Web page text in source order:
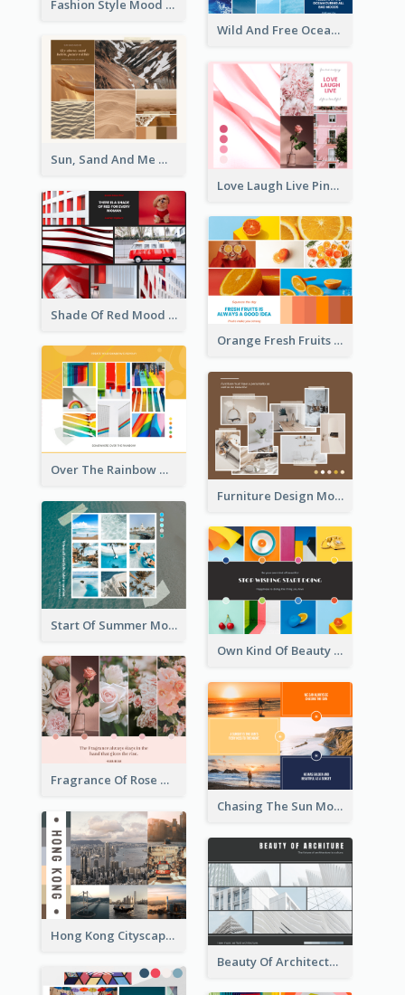
Fashion Style Mood Board
Wild And Free Ocean Mood Board
Sun, Sand And Me Mood Board
Love Laugh Live Pink Mood Board
Shade Of Red Mood Board
Orange Fresh Fruits Mood Board
Over The Rainbow Mood Board
Furniture Design Mood Board
Start Of Summer Mood Board
Own Kind Of Beauty Mood Board
Fragrance Of Rose Mood Board
Chasing The Sun Mood Board
Hong Kong Cityscape Mood Board
Beauty Of Architecture Mood Board